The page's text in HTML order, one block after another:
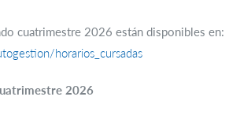
cuatrimestre 2026 están disponibles en:
horarios_cursadas
2026